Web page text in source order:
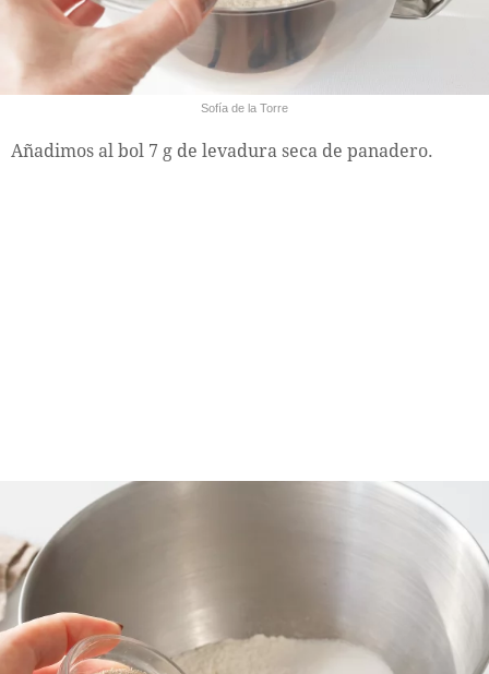
Sofía de la Torre
Añadimos al bol 7 g de levadura seca de panadero.